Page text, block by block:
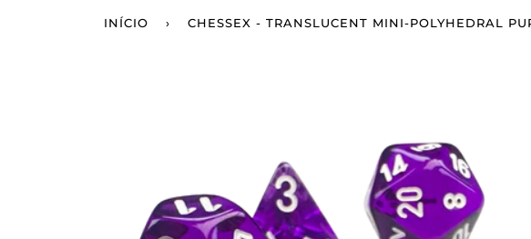
INÍCIO › CHESSEX - TRANSLUCENT MINI-POLYHEDRAL